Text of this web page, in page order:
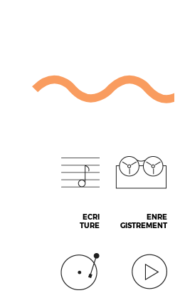
ECRI
TURE
ENRE
GISTREMENT